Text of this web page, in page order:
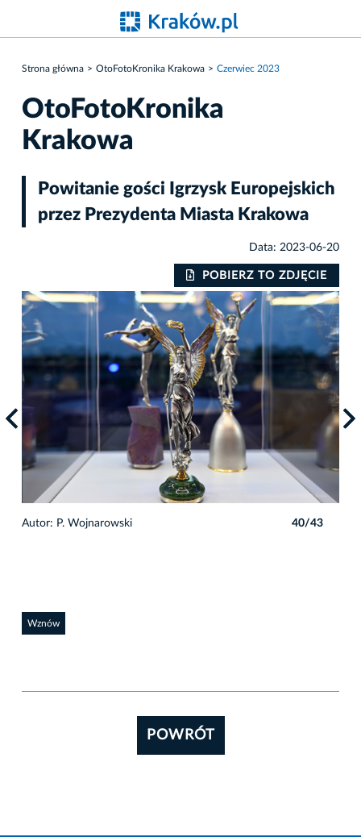
Strona główna OtoFotoKronika Krakowa Czerwiec 2023
OtoFotoKronika
Krakowa
Powitanie gości Igrzysk Europejskich
przez Prezydenta Miasta Krakowa
Data: 2023-06-20
POBIERZ TO ZDJĘCIE
Autor: P. Wojnarowski 40/43
Wznów
POWRÓT